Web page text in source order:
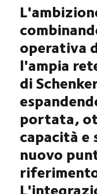
operativa
l'ampia
di
portata,
capacità e
nuovo